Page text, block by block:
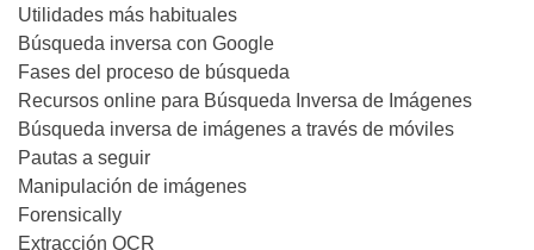
Utilidades más habituales
Búsqueda inversa con Google
Fases del proceso de búsqueda
Recursos online para Búsqueda Inversa de Imágenes
Búsqueda inversa de imágenes a través de móviles
Pautas a seguir
Manipulación de imágenes
Forensically
Extracción OCR